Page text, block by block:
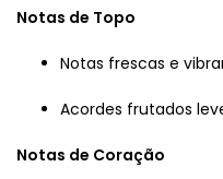
Notas de Topo
Notas frescas e
Acordes frutados
Notas de Coração